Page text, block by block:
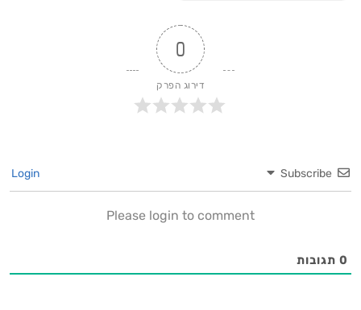
0
דירוג הפרק
Subscribe
Please login to comment
0 תגובות